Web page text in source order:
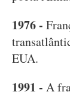
1976 -
EUA.
1991 - A